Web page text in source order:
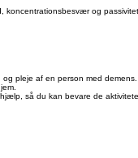
koncentrationsbesvær og
pleje af en person med
så du kan bevare de